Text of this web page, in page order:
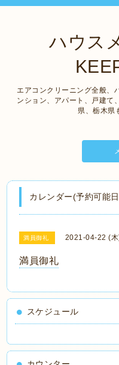
ハウス
エアコンクリーニング全般、
ンション、アパート、戸建て
県、栃木県
カレンダー(予約可能
満員御礼 2021-04-22 (
満員御礼
スケジュール